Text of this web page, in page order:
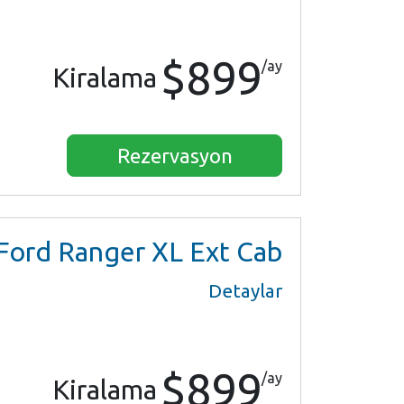
Kiralama $899/ay
Rezervasyon
Ranger XL Ext Cab
Detaylar
Kiralama $899/ay